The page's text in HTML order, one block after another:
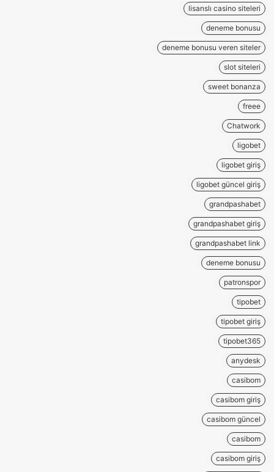
lisanslı casino siteleri
deneme bonusu
deneme bonusu veren siteler
slot siteleri
sweet bonanza
freee
Chatwork
ligobet
ligobet giriş
ligobet güncel giriş
grandpashabet
grandpashabet giriş
grandpashabet link
deneme bonusu
patronspor
tipobet
tipobet giriş
tipobet365
anydesk
casibom
casibom giriş
casibom güncel
casibom
casibom giriş